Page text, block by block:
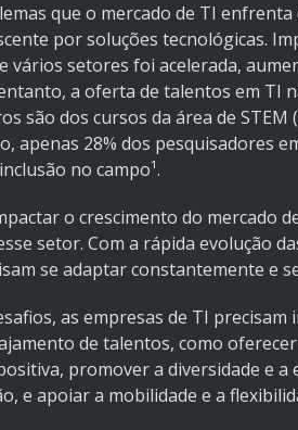
que o mercado de TI
por soluções tecnológicas.
setores foi acelerada,
a oferta de talentos em TI
são dos cursos da área de STEM
apenas 28% dos pesquisadores
no campo¹.
o crescimento do mercado
setor. Com a rápida evolução
se adaptar constantemente e
as empresas de TI
de talentos, como
promover a diversidade e a
e apoiar a mobilidade e a